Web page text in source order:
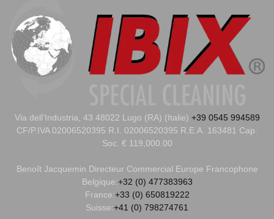
Via dell’Industria, 43 48022 Lugo (RA) (Italie) +39 0545 994589
CF/P.IVA 02006520395 R.I. 02006520395 R.E.A. 163481 Cap.
Soc. € 119,000.00
Benoît Jacquemin Directeur Commercial Europe Francophone
Belgique:+32 (0) 477383963
France:+33 (0) 650819222
Suisse:+41 (0) 798274761